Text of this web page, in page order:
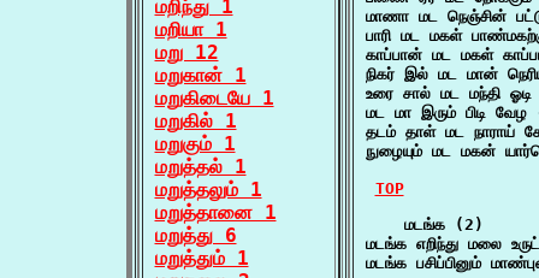
மறிந்து 1
மறியா 1
மறு 12
மறுகான் 1
மறுகிடையே 1
மறுகில் 1
மறுகும் 1
மறுத்தல் 1
மறுத்தலும் 1
மறுத்தானை 1
மறுத்து 6
மறுத்தும் 1
மாணா மட நெஞ்சின்
பாரி மட மகள்
காப்பான் மட மகள்
நிகர் இல் மட மான்
உரை சால் மட மந்தி
மட மா இரும் பிடி
தடம் தாள் மட நாராய்
நுழையும் மட மகன்
TOP
    மடங்க (2)
மடங்க எறிந்து மலை
மடங்க பசிப்பினும்